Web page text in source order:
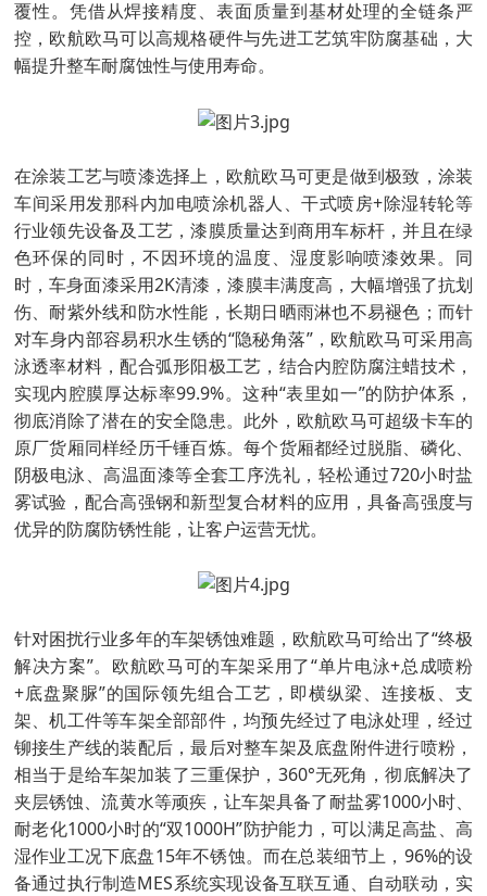
覆性。凭借从焊接精度、表面质量到基材处理的全链条严
控，欧航欧马可以高规格硬件与先进工艺筑牢防腐基础，大
幅提升整车耐腐蚀性与使用寿命。
在涂装工艺与喷漆选择上，欧航欧马可更是做到极致，涂装
车间采用发那科内加电喷涂机器人、干式喷房+除湿转轮等
行业领先设备及工艺，漆膜质量达到商用车标杆，并且在绿
色环保的同时，不因环境的温度、湿度影响喷漆效果。同
时，车身面漆采用2K清漆，漆膜丰满度高，大幅增强了抗划
伤、耐紫外线和防水性能，长期日晒雨淋也不易褪色；而针
对车身内部容易积水生锈的“隐秘角落”，欧航欧马可采用高
泳透率材料，配合弧形阳极工艺，结合内腔防腐注蜡技术，
实现内腔膜厚达标率99.9%。这种“表里如一”的防护体系，
彻底消除了潜在的安全隐患。此外，欧航欧马可超级卡车的
原厂货厢同样经历千锤百炼。每个货厢都经过脱脂、磷化、
阴极电泳、高温面漆等全套工序洗礼，轻松通过720小时盐
雾试验，配合高强钢和新型复合材料的应用，具备高强度与
优异的防腐防锈性能，让客户运营无忧。
针对困扰行业多年的车架锈蚀难题，欧航欧马可给出了“终极
解决方案”。欧航欧马可的车架采用了“单片电泳+总成喷粉
+底盘聚脲”的国际领先组合工艺，即横纵梁、连接板、支
架、机工件等车架全部部件，均预先经过了电泳处理，经过
铆接生产线的装配后，最后对整车架及底盘附件进行喷粉，
相当于是给车架加装了三重保护，360°无死角，彻底解决了
夹层锈蚀、流黄水等顽疾，让车架具备了耐盐雾1000小时、
耐老化1000小时的“双1000H”防护能力，可以满足高盐、高
湿作业工况下底盘15年不锈蚀。而在总装细节上，96%的设
备通过执行制造MES系统实现设备互联互通、自动联动，实